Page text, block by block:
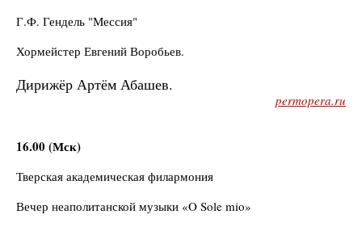
Г.Ф. Гендель "Мессия"
Хормейстер Евгений Воробьев.
Дирижёр Артём Абашев.
permopera.ru
16.00 (Мск)
Тверская академическая филармония
Вечер неаполитанской музыки «O Sole mio»